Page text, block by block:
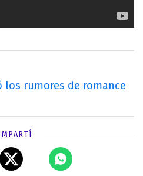
los rumores de romance